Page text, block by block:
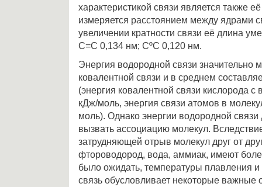
характеристикой связи является также
измеряется расстоянием между ядрами
увеличении кратности связи её длина
C=C 0,134 нм; CºC 0,120 нм.
Энергия водородной связи значительно
ковалентной связи и в среднем
(энергия ковалентной связи кислорода
кДж/моль, энергия связи атомов в
моль). Однако энергии водородной связи
вызвать ассоциацию молекул.
затрудняющей отрыв молекул друг от
фтороводород, вода, аммиак, имеют
было ожидать, температуры плавления
связь обусловливает некоторые важные